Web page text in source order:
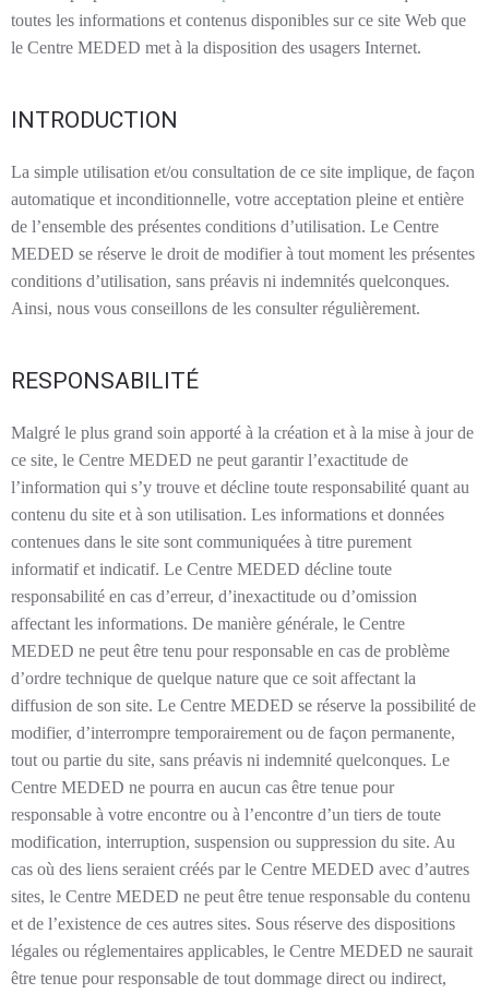
toutes les informations et contenus disponibles sur ce site Web que
le Centre MEDED met à la disposition des usagers Internet.
INTRODUCTION
La simple utilisation et/ou consultation de ce site implique, de façon
automatique et inconditionnelle, votre acceptation pleine et entière
de l’ensemble des présentes conditions d’utilisation. Le Centre
MEDED se réserve le droit de modifier à tout moment les présentes
conditions d’utilisation, sans préavis ni indemnités quelconques.
Ainsi, nous vous conseillons de les consulter régulièrement.
RESPONSABILITÉ
Malgré le plus grand soin apporté à la création et à la mise à jour de
ce site, le Centre MEDED ne peut garantir l’exactitude de
l’information qui s’y trouve et décline toute responsabilité quant au
contenu du site et à son utilisation. Les informations et données
contenues dans le site sont communiquées à titre purement
informatif et indicatif. Le Centre MEDED décline toute
responsabilité en cas d’erreur, d’inexactitude ou d’omission
affectant les informations. De manière générale, le Centre
MEDED ne peut être tenu pour responsable en cas de problème
d’ordre technique de quelque nature que ce soit affectant la
diffusion de son site. Le Centre MEDED se réserve la possibilité de
modifier, d’interrompre temporairement ou de façon permanente,
tout ou partie du site, sans préavis ni indemnité quelconques. Le
Centre MEDED ne pourra en aucun cas être tenue pour
responsable à votre encontre ou à l’encontre d’un tiers de toute
modification, interruption, suspension ou suppression du site. Au
cas où des liens seraient créés par le Centre MEDED avec d’autres
sites, le Centre MEDED ne peut être tenue responsable du contenu
et de l’existence de ces autres sites. Sous réserve des dispositions
légales ou réglementaires applicables, le Centre MEDED ne saurait
être tenue pour responsable de tout dommage direct ou indirect,